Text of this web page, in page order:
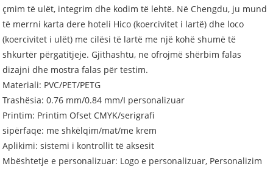
çmim të ulët, integrim dhe kodim të lehtë. Në Chengdu, ju mund
të merrni karta dere hoteli Hico (koercivitet i lartë) dhe loco
(koercivitet i ulët) me cilësi të lartë me një kohë shumë të
shkurtër përgatitjeje. Gjithashtu, ne ofrojmë shërbim falas
dizajni dhe mostra falas për testim.
Materiali: PVC/PET/PETG
Trashësia: 0.76 mm/0.84 mm/I personalizuar
Printim: Printim Ofset CMYK/serigrafi
sipërfaqe: me shkëlqim/mat/me krem
Aplikimi: sistemi i kontrollit të aksesit
Mbështetje e personalizuar: Logo e personalizuar, Personalizim